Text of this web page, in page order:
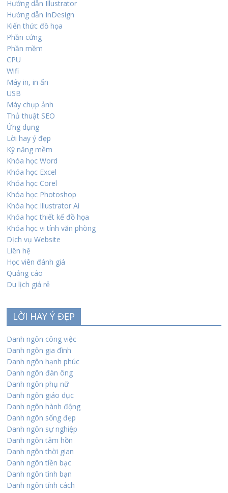
Hướng dẫn Illustrator
Hướng dẫn InDesign
Kiến thức đồ họa
Phần cứng
Phần mềm
CPU
Wifi
Máy in, in ấn
USB
Máy chụp ảnh
Thủ thuật SEO
Ứng dụng
Lời hay ý đẹp
Kỹ năng mềm
Khóa học Word
Khóa học Excel
Khóa học Corel
Khóa học Photoshop
Khóa học Illustrator Ai
Khóa học thiết kế đồ họa
Khóa học vi tính văn phòng
Dịch vụ Website
Liên hệ
Học viên đánh giá
Quảng cáo
Du lịch giá rẻ
LỜI HAY Ý ĐẸP
Danh ngôn công việc
Danh ngôn gia đình
Danh ngôn hạnh phúc
Danh ngôn đàn ông
Danh ngôn phụ nữ
Danh ngôn giáo dục
Danh ngôn hành động
Danh ngôn sống đẹp
Danh ngôn sự nghiệp
Danh ngôn tâm hồn
Danh ngôn thời gian
Danh ngôn tiền bạc
Danh ngôn tình bạn
Danh ngôn tính cách